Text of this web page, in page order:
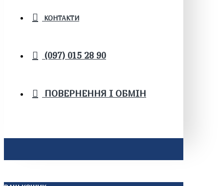
КОНТАКТИ
(097) 015 28 90
ПОВЕРНЕННЯ І ОБМІН